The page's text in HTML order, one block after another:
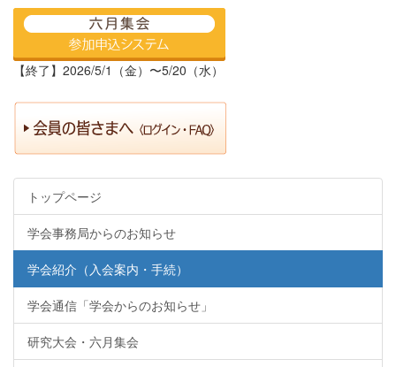
【終了】2026/5/1（金）〜5/20（水）
トップページ
学会事務局からのお知らせ
学会紹介（入会案内・手続）
学会通信「学会からのお知らせ」
研究大会・六月集会